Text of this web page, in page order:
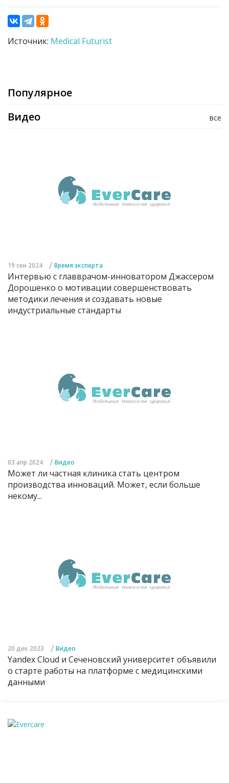
Источник: Medical Futurist
Популярное
все
Видео
19 сен 2024 / Время эксперта
Интервью с главврачом-инноватором Джассером
Дорошенко о мотивации совершенствовать
методики лечения и создавать новые
индустриальные стандарты
03 апр 2024 / Видео
Может ли частная клиника стать центром
производства инноваций. Может, если больше
некому...
20 дек 2023 / Видео
Yandex Cloud и Сеченовский университет объявили
о старте работы на платформе с медицинскими
данными